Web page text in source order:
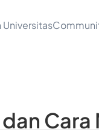
Universitas
Cara